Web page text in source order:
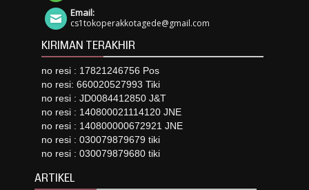
Email:
cs1tokoperakkotagede@gmail.com
KIRIMAN TERAKHIR
no resi : 17821246756 Pos
no resi: 660020527993 Tiki
no resi : JD0084412850 J&T
no resi : 140800021114120 JNE
no resi : 140800000672921 JNE
no resi : 030079879679 tiki
no resi : 030079879680 tiki
ARTIKEL